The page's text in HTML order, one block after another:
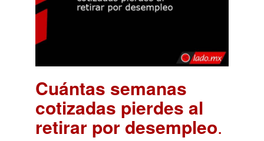
Cuántas semanas
cotizadas pierdes al
retirar por desempleo.